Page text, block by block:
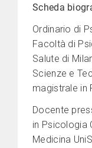
Scheda
Ordinario di
Facoltà di
Salute di
Scienze e
magistrale in
Docente
in Psicologia
Medicina